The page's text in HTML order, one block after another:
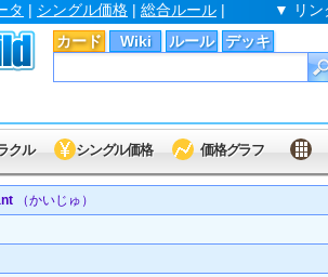
カード Wiki ルール デッキ
タ | シングル価格 | 総合ルール | ▼ リン
クル シングル価格 価格グラフ
（かいじゅ）